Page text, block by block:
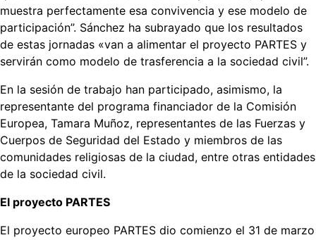
muestra perfectamente esa convivencia y ese modelo de
participación”. Sánchez ha subrayado que los resultados
de estas jornadas «van a alimentar el proyecto PARTES y
servirán como modelo de trasferencia a la sociedad civil”.
En la sesión de trabajo han participado, asimismo, la
representante del programa financiador de la Comisión
Europea, Tamara Muñoz, representantes de las Fuerzas y
Cuerpos de Seguridad del Estado y miembros de las
comunidades religiosas de la ciudad, entre otras entidades
de la sociedad civil.
El proyecto PARTES
El proyecto europeo PARTES dio comienzo el 31 de marzo